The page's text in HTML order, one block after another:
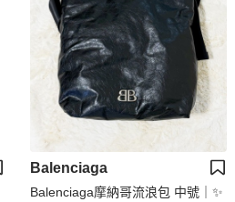
Balenciaga
Balenciaga摩納哥流浪包 中號｜✨